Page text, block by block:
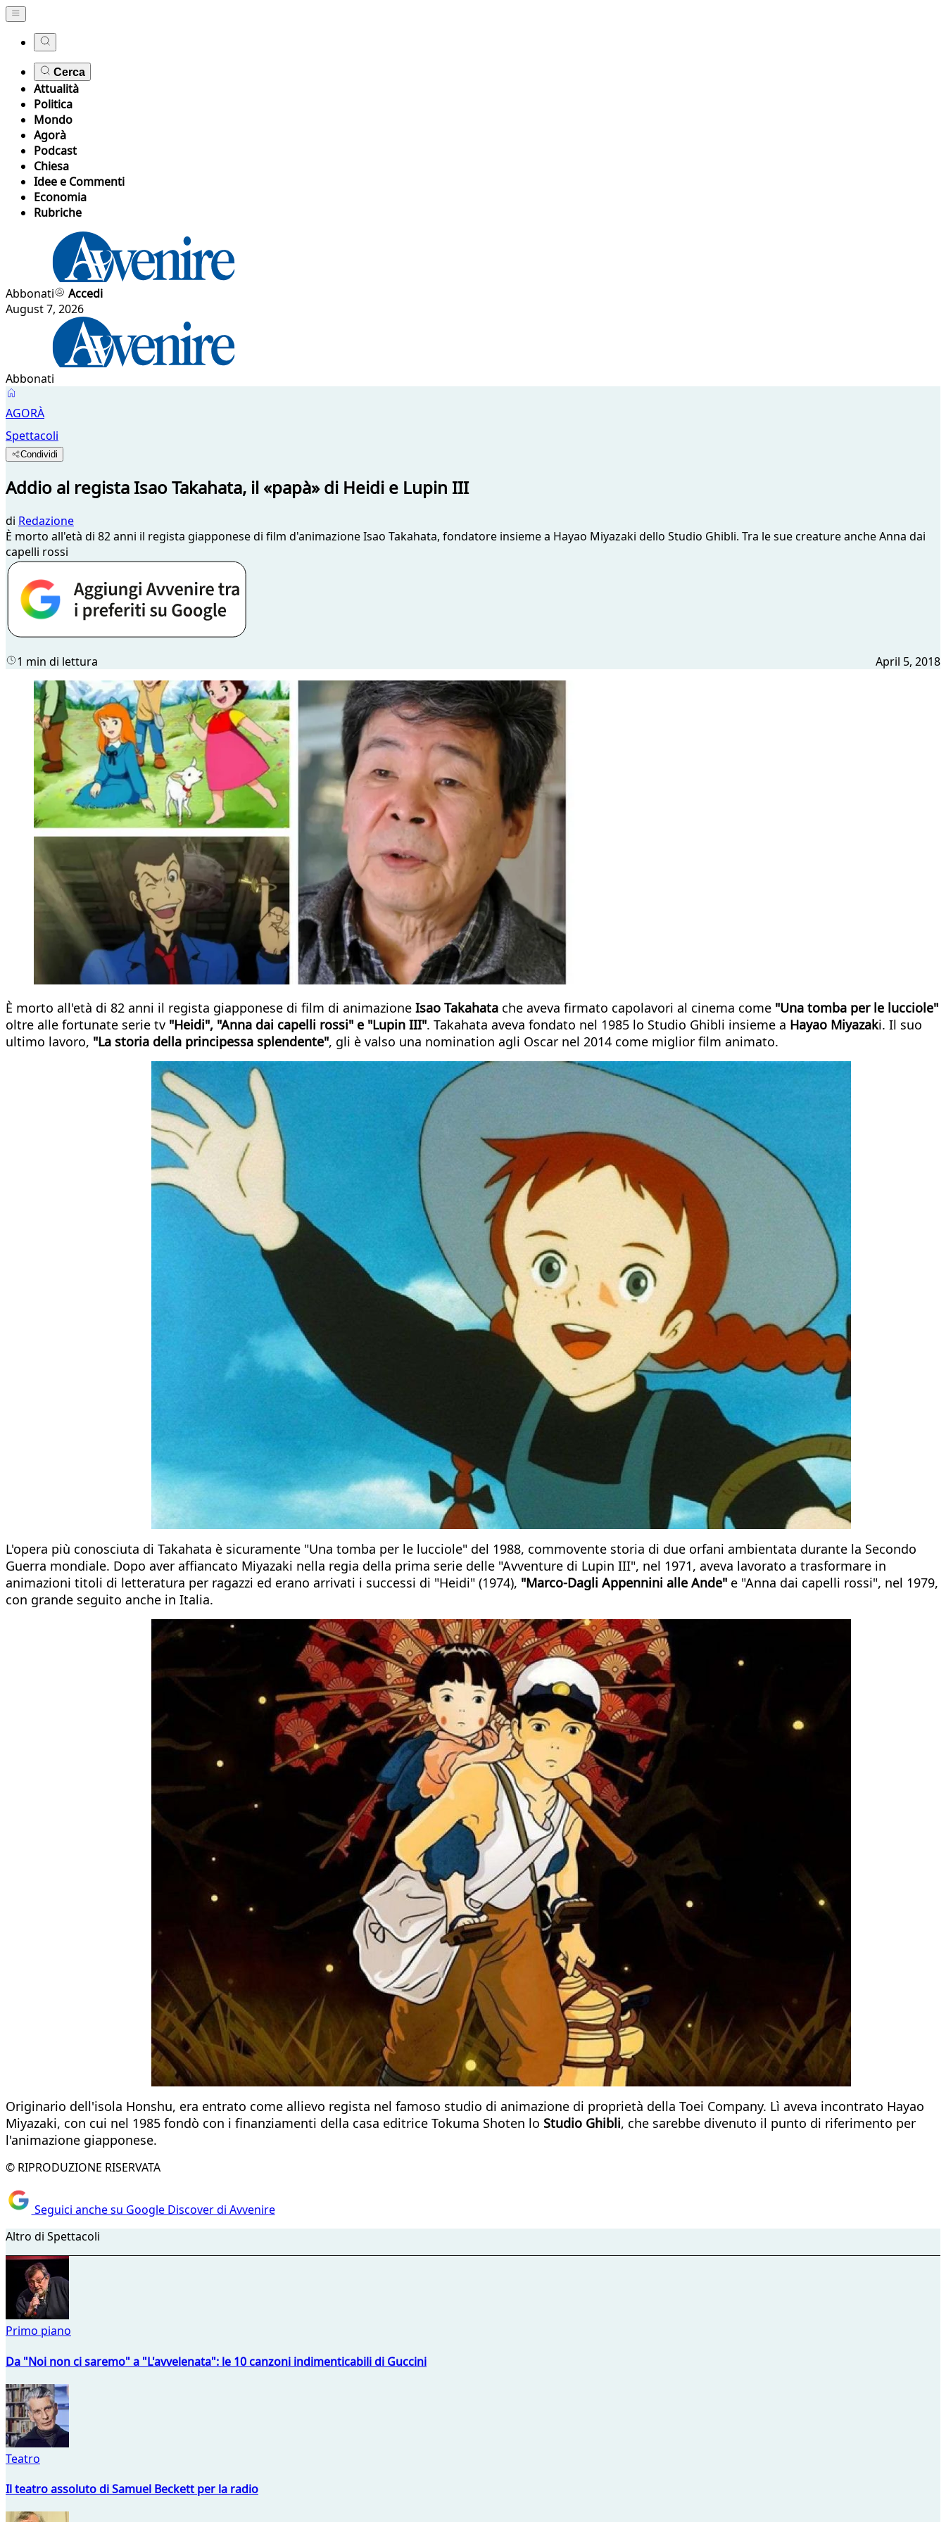
Cerca
Attualità
Politica
Mondo
Agorà
Podcast
Chiesa
Idee e Commenti
Economia
Rubriche
Abbonati
Accedi
August 7, 2026
Abbonati
AGORÀ
Spettacoli
Condividi
Addio al regista Isao Takahata, il «papà» di Heidi e Lupin III
di Redazione
È morto all'età di 82 anni il regista giapponese di film d'animazione Isao Takahata, fondatore insieme a Hayao Miyazaki dello Studio Ghibli. Tra le sue creature anche Anna dai
capelli rossi
1 min di lettura April 5, 2018
È morto all'età di 82 anni il regista giapponese di film di animazione Isao Takahata che aveva firmato capolavori al cinema come "Una tomba per le lucciole"
oltre alle fortunate serie tv "Heidi", "Anna dai capelli rossi" e "Lupin III". Takahata aveva fondato nel 1985 lo Studio Ghibli insieme a Hayao Miyazaki. Il suo
ultimo lavoro, "La storia della principessa splendente", gli è valso una nomination agli Oscar nel 2014 come miglior film animato.
L'opera più conosciuta di Takahata è sicuramente "Una tomba per le lucciole" del 1988, commovente storia di due orfani ambientata durante la Secondo
Guerra mondiale. Dopo aver affiancato Miyazaki nella regia della prima serie delle "Avventure di Lupin III", nel 1971, aveva lavorato a trasformare in
animazioni titoli di letteratura per ragazzi ed erano arrivati i successi di "Heidi" (1974), "Marco-Dagli Appennini alle Ande" e "Anna dai capelli rossi", nel 1979,
con grande seguito anche in Italia.
Originario dell'isola Honshu, era entrato come allievo regista nel famoso studio di animazione di proprietà della Toei Company. Lì aveva incontrato Hayao
Miyazaki, con cui nel 1985 fondò con i finanziamenti della casa editrice Tokuma Shoten lo Studio Ghibli, che sarebbe divenuto il punto di riferimento per
l'animazione giapponese.
© RIPRODUZIONE RISERVATA
Seguici anche su Google Discover di Avvenire
Altro di Spettacoli
Primo piano
Da "Noi non ci saremo" a "L'avvelenata": le 10 canzoni indimenticabili di Guccini
Teatro
Il teatro assoluto di Samuel Beckett per la radio